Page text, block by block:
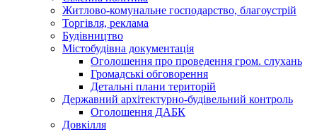
Житлово-комунальне господарство, благоустрій
Торгівля, реклама
Будівництво
Містобудівна документація
Оголошення про проведення гром. слухань
Громадські обговорення
Детальні плани територій
Державний архітектурно-будівельний контроль
Оголошення ДАБК
Довкілля